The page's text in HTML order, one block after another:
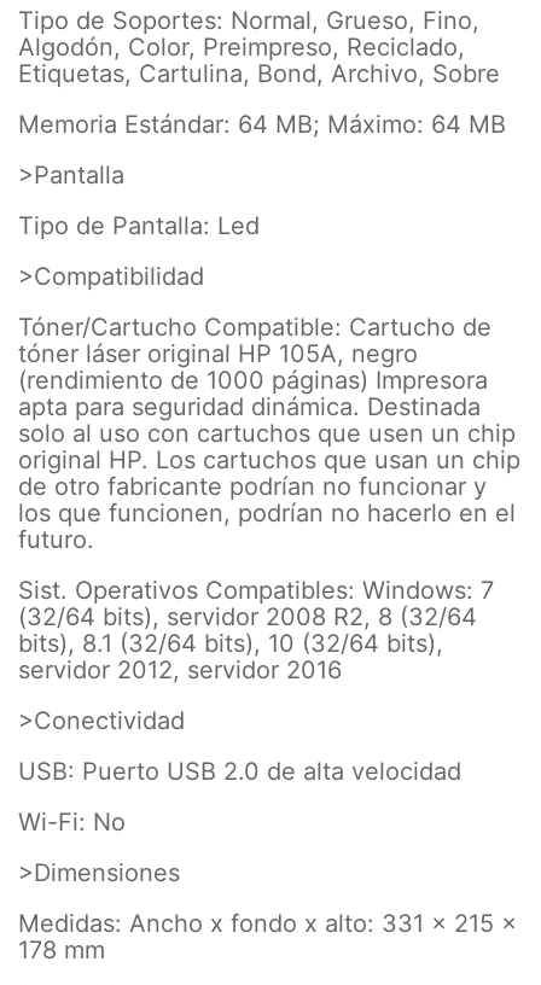
Tipo de Soportes: Normal, Grueso, Fino,
Algodón, Color, Preimpreso, Reciclado,
Etiquetas, Cartulina, Bond, Archivo, Sobre
Memoria Estándar: 64 MB; Máximo: 64 MB
>Pantalla
Tipo de Pantalla: Led
>Compatibilidad
Tóner/Cartucho Compatible: Cartucho de
tóner láser original HP 105A, negro
(rendimiento de 1000 páginas) Impresora
apta para seguridad dinámica. Destinada
solo al uso con cartuchos que usen un chip
original HP. Los cartuchos que usan un chip
de otro fabricante podrían no funcionar y
los que funcionen, podrían no hacerlo en el
futuro.
Sist. Operativos Compatibles: Windows: 7
(32/64 bits), servidor 2008 R2, 8 (32/64
bits), 8.1 (32/64 bits), 10 (32/64 bits),
servidor 2012, servidor 2016
>Conectividad
USB: Puerto USB 2.0 de alta velocidad
Wi-Fi: No
>Dimensiones
Medidas: Ancho x fondo x alto: 331 x 215 x
178 mm